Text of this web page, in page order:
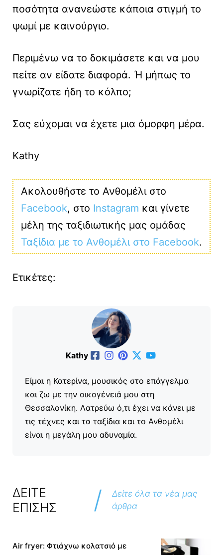
ποσότητα ανανεώστε κάποια στιγμή το
ψωμί με καινούργιο.
Περιμένω να το δοκιμάσετε και να μου
πείτε αν είδατε διαφορά. Ή μήπως το
γνωρίζατε ήδη το κόλπο;
Σας εύχομαι να έχετε μια όμορφη μέρα.
Kathy
Ακολουθήστε το Ανθομέλι στο
Facebook, στο Instagram και γίνετε
μέλη της ταξιδιωτικής μας ομάδας
Ταξίδια με το Ανθομέλι στο Facebook.
Ετικέτες:
Kathy
Είμαι η Κατερίνα, μουσικός στο επάγγελμα
και ζω με την οικογένειά μου στη
Θεσσαλονίκη. Λατρεύω ό,τι έχει να κάνει με
τις τέχνες και τα ταξίδια και το Ανθομέλι
είναι η μεγάλη μου αδυναμία.
ΔΕΙΤΕ
ΕΠΙΣΗΣ
/
Δείτε όλα τα νέα μας
άρθρα
Air fryer: Φτιάχνω κολατσιό με